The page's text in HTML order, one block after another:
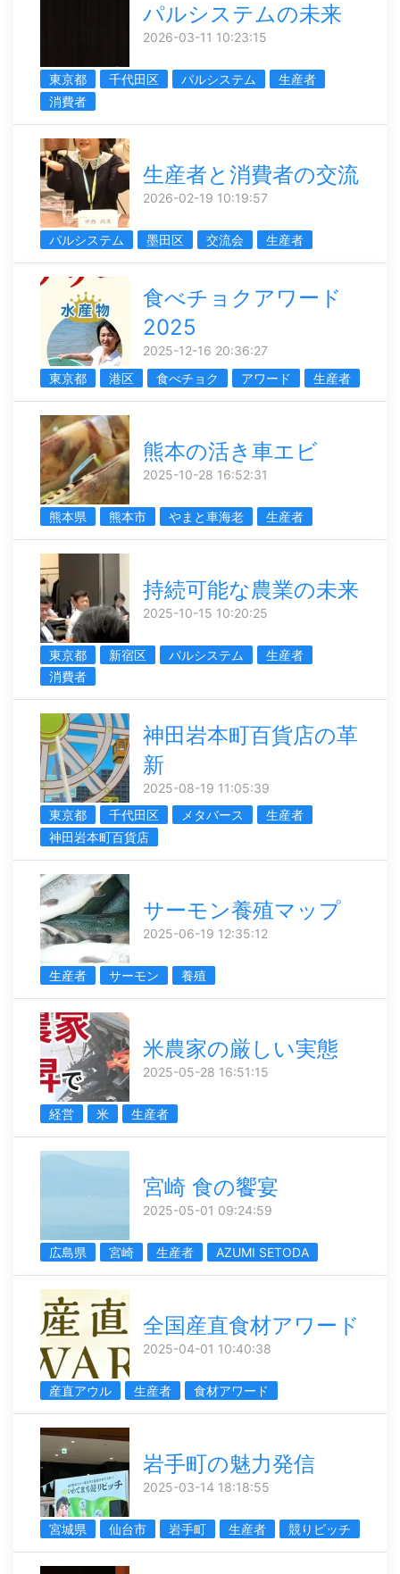
パルシステムの未来
2026-03-11 10:23:15
東京都 千代田区 パルシステム
生産者
消費者
生産者と消費者の交流
2026-02-19 10:19:57
パルシステム 墨田区 交流会 生産者
食べチョクアワード
2025
2025-12-16 20:36:27
東京都
港区 食べチョク アワード 生産者
熊本の活き車エビ
2025-10-28 16:52:31
熊本県 熊本市 やまと車海老 生産者
持続可能な農業の未来
2025-10-15 10:20:25
東京都 新宿区 パルシステム
生産者
消費者
神田岩本町百貨店の革
新
2025-08-19 11:05:39
東京都
千代田区 メタバース
生産者
神田岩本町百貨店
サーモン養殖マップ
2025-06-19 12:35:12
生産者 サーモン 養殖
米農家の厳しい実態
2025-05-28 16:51:15
経営 米 生産者
宮崎 食の饗宴
2025-05-01 09:24:59
広島県 宮崎 生産者 AZUMI SETODA
全国産直食材アワード
2025-04-01 10:40:38
産直アウル 生産者 食材アワード
岩手町の魅力発信
2025-03-14 18:18:55
宮城県 仙台市 岩手町 生産者 競りピッチ